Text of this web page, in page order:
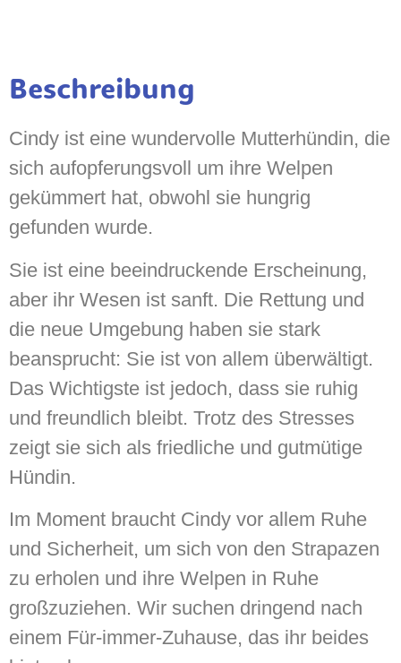
Beschreibung
Cindy ist eine wundervolle Mutterhündin, die
sich aufopferungsvoll um ihre Welpen
gekümmert hat, obwohl sie hungrig
gefunden wurde.
Sie ist eine beeindruckende Erscheinung,
aber ihr Wesen ist sanft. Die Rettung und
die neue Umgebung haben sie stark
beansprucht: Sie ist von allem überwältigt.
Das Wichtigste ist jedoch, dass sie ruhig
und freundlich bleibt. Trotz des Stresses
zeigt sie sich als friedliche und gutmütige
Hündin.
Im Moment braucht Cindy vor allem Ruhe
und Sicherheit, um sich von den Strapazen
zu erholen und ihre Welpen in Ruhe
großzuziehen. Wir suchen dringend nach
einem Für-immer-Zuhause, das ihr beides